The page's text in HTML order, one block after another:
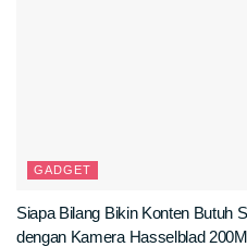
GADGET
Siapa Bilang Bikin Konten Butuh
dengan Kamera Hasselblad